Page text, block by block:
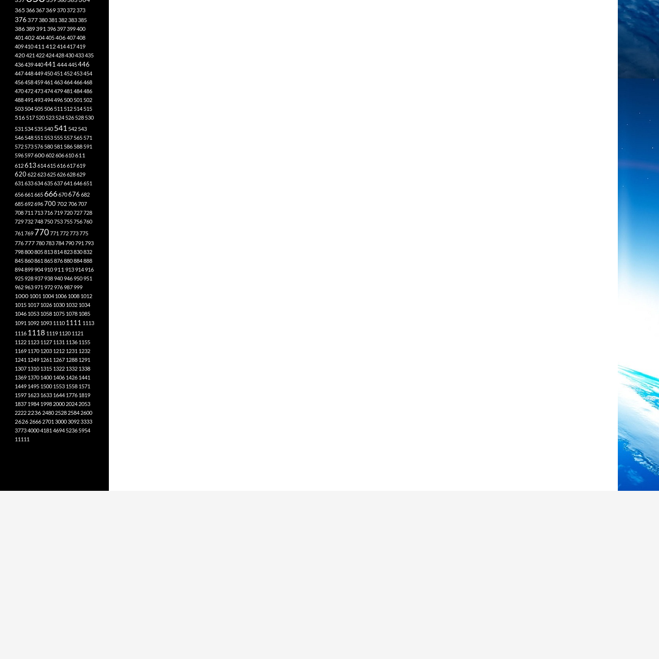
365 366367369370372373
376377380381 382383385
386389391396397399400
401 402404405406407408
409410411 412414417419
420421 422424428430433435
436439440441 444445446
447448449450451 452453454
456458459461 463464466468
470472473474479481 484486
488491 493494496 500 501 502
503 504 505 506 511 512 514 515
516 517 520 523 524 526 528 530
531 534 535 540 541 542 543
546 548 551 553 555 557 565 571
572 573 576 580 581 586 588 591
596 597600602606610611
612613614615616617619
620622623625626628629
631 633634635637641 646651
656661 665666670676 682
685692696700702706707
708711 713716719720727728
729732748750753755756760
761 769 770771 772773775
776777780783784790791 793
798800805813814823830832
845860861 865876880884888
894899904910 911 913914916
925928937938940946950951
962963971 972976987999
1000 1001 1004 1006 1008 1012
1015 1017 1026 1030 1032 1034
1046 1053 1058 1075 1078 1085
1091 1092 1093 1110 1111 1113
1116 1118 1119 1120 1121
1122 1123 1127 1131 1136 1155
1169 1170 1203 1212 1231 1232
1241 1249 1261 1267 1288 1291
1307 1310 1315 1322 1332 1338
1369 1370 1400 1406 1426 1441
1449 1495 1500 1553 1558 1571
1597 1623 1633 1644 1776 1819
1837 1984 1998 2000 2024 2053
2222 2236 2480 2528 2584 2600
2626 2666 2701 300030923333
377340004181 4694 5236 5954
11111